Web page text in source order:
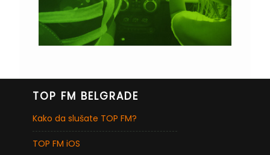
TOP FM BELGRADE
Kako da slušate TOP FM?
TOP FM iOS